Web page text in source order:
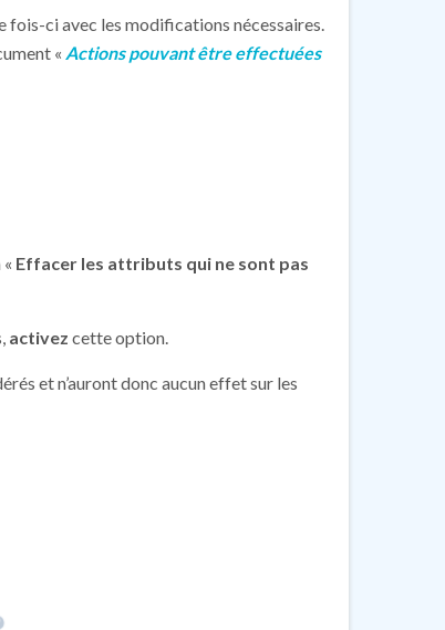
fois-ci avec les modifications nécessaires.
« Actions pouvant être effectuées
Effacer les attributs qui ne sont pas
activez cette option.
et n’auront donc aucun effet sur les